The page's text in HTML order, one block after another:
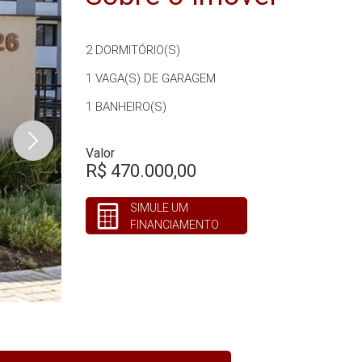
2DORMITÓRIO(S)
1 VAGA(S) DE GARAGEM
1 BANHEIRO(S)
Valor
R$ 470.000,00
SIMULE UM
FINANCIAMENTO